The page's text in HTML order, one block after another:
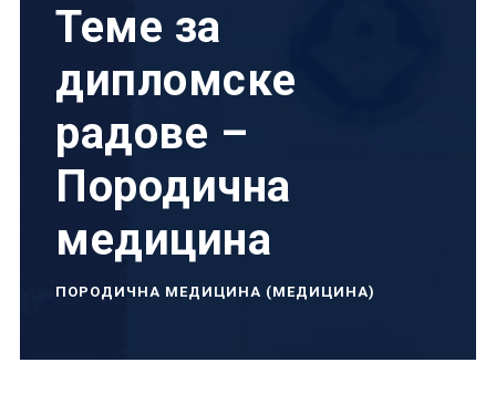
Теме за
дипломске
радове –
Породична
медицина
ПОРОДИЧНА МЕДИЦИНА (МЕДИЦИНА)